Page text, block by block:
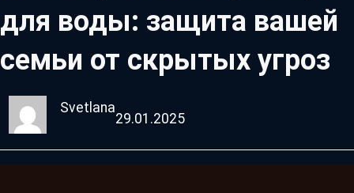
для воды: защита вашей
семьи от скрытых угроз
Svetlana
29.01.2025